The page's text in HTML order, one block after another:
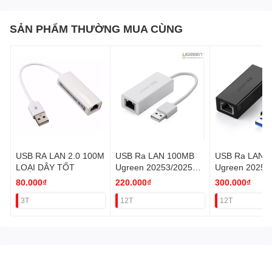
SẢN PHẨM THƯỜNG MUA CÙNG
USB RA LAN 2.0 100M
LOẠI DÂY TỐT
80.000₫
3T
USB Ra LAN 100MB
Ugreen 20253/20254
VAT
220.000₫
12T
USB Ra LAN
Ugreen
VAT
300.000₫
12T